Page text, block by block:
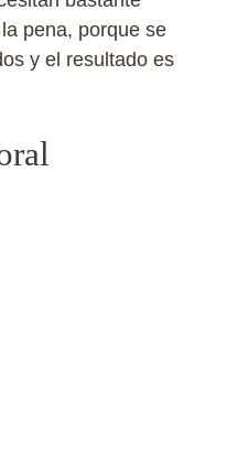
pena, porque se
y el resultado es